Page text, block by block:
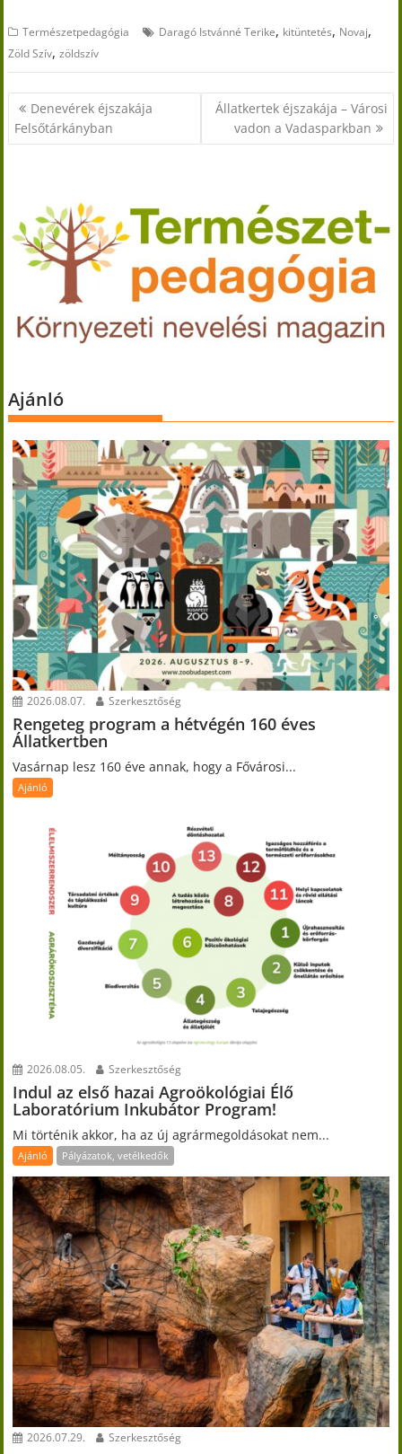
Természetpedagógia Daragó Istvánné Terike, kitüntetés, Novaj,
Zöld Szív,zöldszív
Bejegyzés
navigáció
Denevérek éjszakája
Felsőtárkányban
Állatkertek éjszakája – Városi
vadon a Vadasparkban
Ajánló
2026.08.07. Szerkesztőség
Rengeteg program a hétvégén 160 éves
Állatkertben
Vasárnap lesz 160 éve annak, hogy a Fővárosi...
Ajánló
2026.08.05. Szerkesztőség
Indul az első hazai Agroökológiai Élő
Laboratórium Inkubátor Program!
Mi történik akkor, ha az új agrármegoldásokat nem...
Ajánló Pályázatok, vetélkedők
2026.07.29. Szerkesztőség